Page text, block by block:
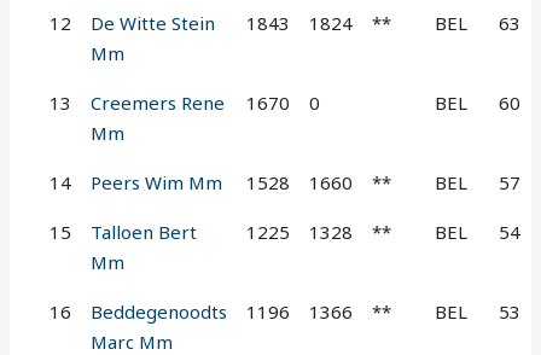
12
De Witte Stein
Mm
1843 1824 ** BEL 63
13
Creemers Rene
Mm
1670 0 BEL 60
14 Peers Wim Mm 1528 1660 ** BEL 57
15
Talloen Bert
Mm
1225 1328 ** BEL 54
16
Beddegenoodts
Marc Mm
1196 1366 ** BEL 53